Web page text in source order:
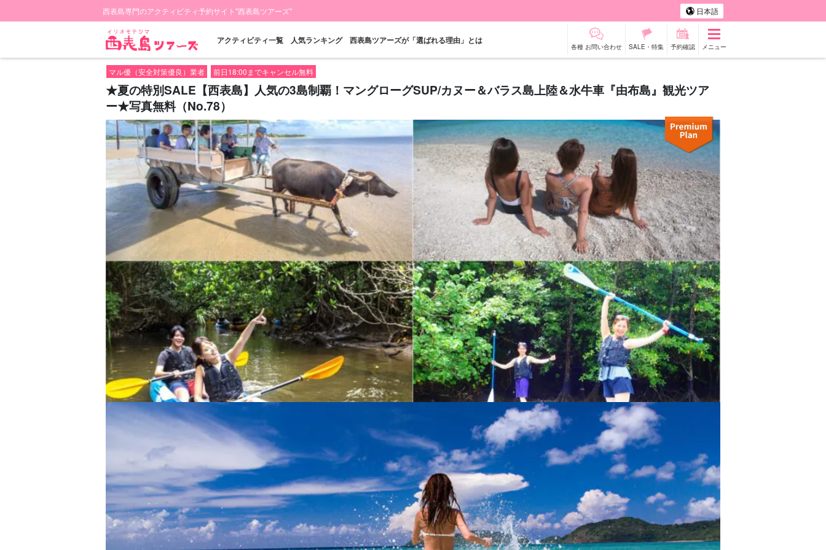
西表島専門のアクティビティ予約サイト"西表島ツアーズ" 日本語
アクティビティ一覧 人気ランキング 西表島ツアーズが「選ばれる理由」とは
各種 お問い合わせ SALE・特集 予約確認 メニュー
マル優（安全対策優良）業者 前日18:00までキャンセル無料
★夏の特別SALE【西表島】人気の3島制覇！マングローグSUP/カヌー＆バラス島上陸＆水牛車『由布島』観光ツア
ー★写真無料（No.78）